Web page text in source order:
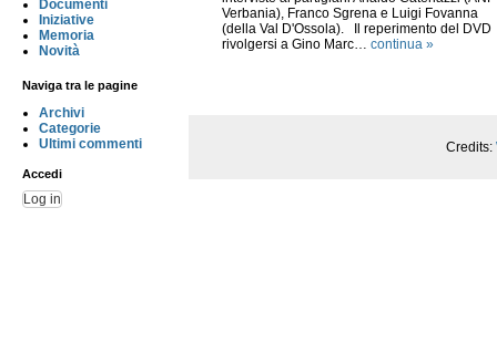
Documenti
Iniziative
Memoria
Novità
Naviga tra le pagine
Archivi
Categorie
Ultimi commenti
Accedi
Log in
Verbania), Franco Sgrena e Luigi Fovanna
(della Val D'Ossola). Il reperimento del DVD
rivolgersi a Gino Marc… continua »
Credits: